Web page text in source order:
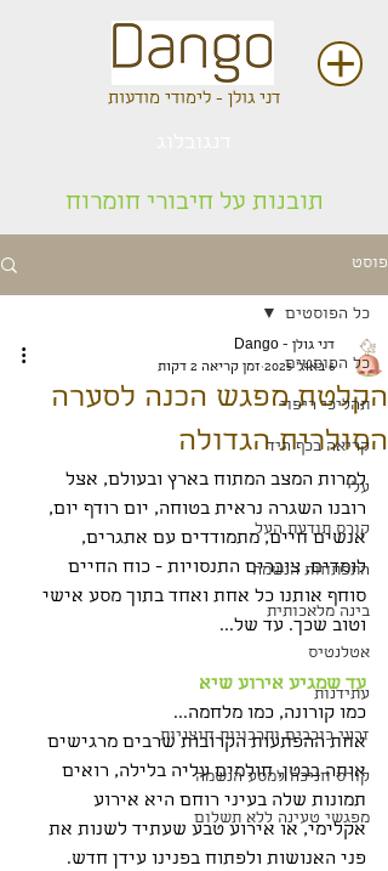
דני גולן - לימודי מודעות
תובנות על חיבורי חומרוח
פוסט
כל הפוסטים
תהליכי ריפוי
קריאה בכף היד
עלי
קורס תודעת העל
התפתחות הנשמה
בינה מלאכותית
אטלנטיס
עתידנות
זרעי כוכבים ותרבויות חוצניות
קורס חניכה למסע הנשמה
מפגשי טעינה ללא תשלום
כל הפוסטים
הקלטת מפגש הכנה לסערה
הסולרית הגדולה
דני גולן - Dango
6 באוג׳ 2025
זמן קריאה 2 דקות
למרות המצב המתוח בארץ ובעולם, אצל
רובנו השגרה נראית בטוחה, יום רודף יום,
אנשים חיים, מתמודדים עם אתגרים,
לומדים, צוברים התנסויות - כוח החיים
סוחף אותנו כל אחת ואחד בתוך מסע אישי
וטוב שכך. עד של...
עד שמגיע אירוע שיא
כמו קורונה, כמו מלחמה...
אחת ההפתעות הקרובות שרבים מרגישים
אותה בבטן, חולמים עליה בלילה, רואים
תמונות שלה בעיני רוחם היא אירוע
אקלימי, או אירוע טבע שעתיד לשנות את
פני האנושות ולפתוח בפנינו עידן חדש.